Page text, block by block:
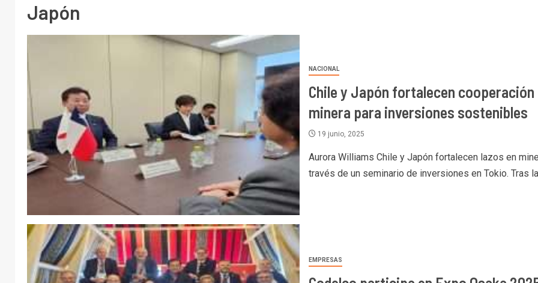
Japón
NACIONAL
Chile y Japón fortalecen cooperación
minera para inversiones sostenibles
19 junio, 2025
Aurora Williams Chile y Japón fortalecen lazos en
través de un seminario de inversiones en Tokio. Tras
EMPRESAS